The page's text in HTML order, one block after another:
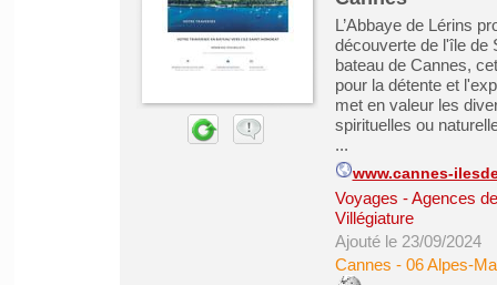
L’Abbaye de Lérins
découverte de l'île de
bateau de Cannes,
pour la détente et
met en valeur les
spirituelles ou
...
www.cannes-
Voyages - Agences
Villégiature
Ajouté le 23/09/2024
Cannes - 06 Alpes-